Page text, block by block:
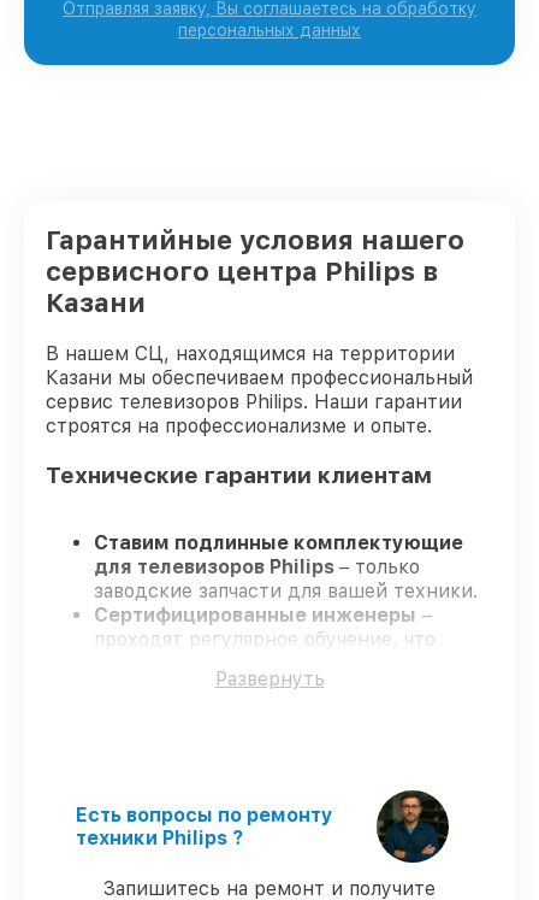
Отправляя заявку, Вы соглашаетесь на обработку
персональных данных
Гарантийные условия нашего
сервисного центра Philips в
Казани
В нашем СЦ, находящимся на территории
Казани мы обеспечиваем профессиональный
сервис телевизоров Philips. Наши гарантии
строятся на профессионализме и опыте.
Технические гарантии клиентам
Ставим подлинные комплектующие
для телевизоров Philips – только
заводские запчасти для вашей техники.
Сертифицированные инженеры –
проходят регулярное обучение, что
Работаем строго в установленных
услуги и детали для телевизоров Philips
предоставляется официальное
Развернуть
Есть вопросы по ремонту
техники Philips ?
Запишитесь на ремонт и получите